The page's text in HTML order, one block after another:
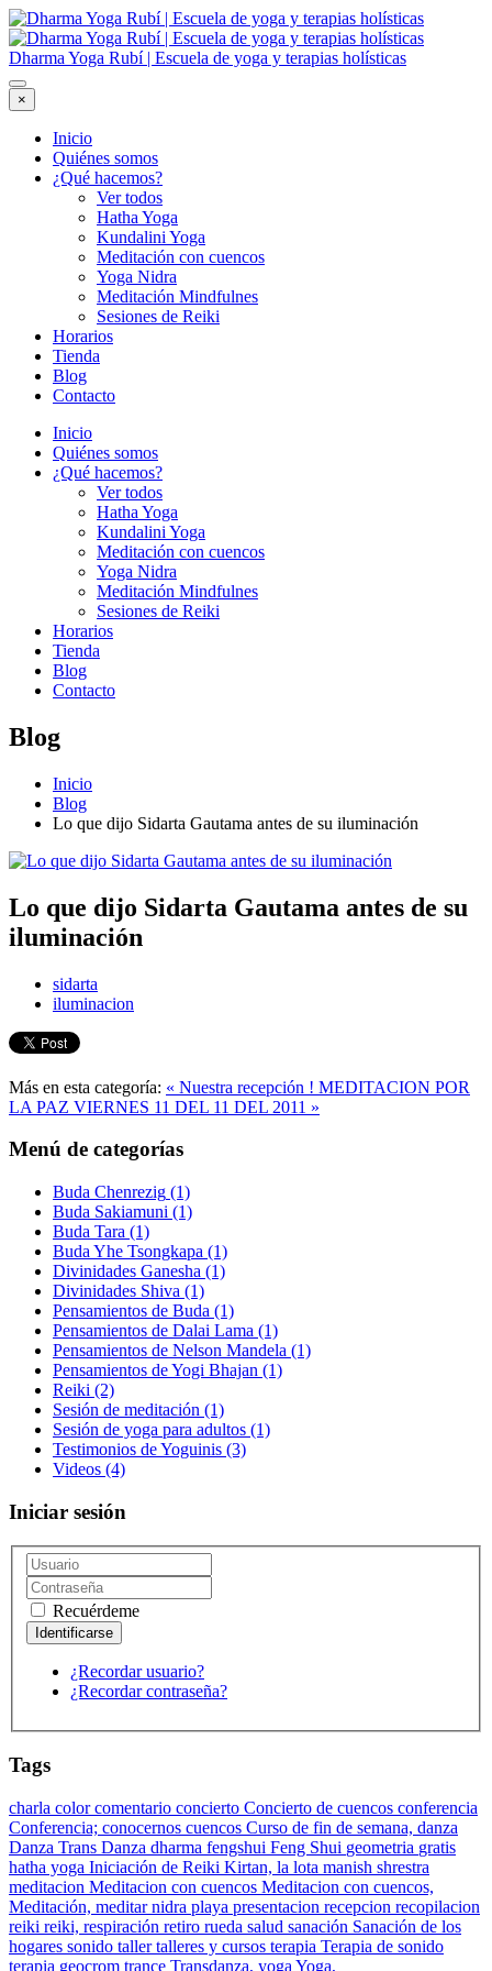
Dharma Yoga Rubí | Escuela de yoga y terapias holísticas
×
Inicio
Quiénes somos
¿Qué hacemos?
Ver todos
Hatha Yoga
Kundalini Yoga
Meditación con cuencos
Yoga Nidra
Meditación Mindfulnes
Sesiones de Reiki
Horarios
Tienda
Blog
Contacto
Inicio
Quiénes somos
¿Qué hacemos?
Ver todos
Hatha Yoga
Kundalini Yoga
Meditación con cuencos
Yoga Nidra
Meditación Mindfulnes
Sesiones de Reiki
Horarios
Tienda
Blog
Contacto
Blog
Inicio
Blog
Lo que dijo Sidarta Gautama antes de su iluminación
Lo que dijo Sidarta Gautama antes de su
iluminación
sidarta
iluminacion
Más en esta categoría: « Nuestra recepción ! MEDITACION POR
LA PAZ VIERNES 11 DEL 11 DEL 2011 »
Menú de categorías
Buda Chenrezig (1)
Buda Sakiamuni (1)
Buda Tara (1)
Buda Yhe Tsongkapa (1)
Divinidades Ganesha (1)
Divinidades Shiva (1)
Pensamientos de Buda (1)
Pensamientos de Dalai Lama (1)
Pensamientos de Nelson Mandela (1)
Pensamientos de Yogi Bhajan (1)
Reiki (2)
Sesión de meditación (1)
Sesión de yoga para adultos (1)
Testimonios de Yoguinis (3)
Videos (4)
Iniciar sesión
Recuérdeme
¿Recordar usuario?
¿Recordar contraseña?
Tags
charla colorcomentario concierto Concierto de cuencos conferencia
Conferencia; conocernos cuencos Curso de fin de semana, danza
Danza Trans Danza dharma fengshui Feng Shui geometria gratis
hatha yoga Iniciación de Reiki Kirtan, la lota manish shrestra
meditacion Meditacion con cuencos Meditacion con cuencos,
Meditación, meditarnidra playa presentacion recepcion recopilacion
reiki reiki, respiración retiro rueda salud sanación Sanación de los
hogares sonido tallertalleres y cursos terapia Terapia de sonido
terapia geocrom trance Transdanza, yoga Yoga,